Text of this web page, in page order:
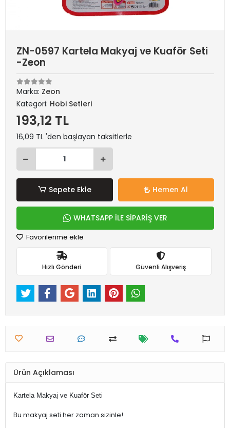
ZN-0597 Kartela Makyaj ve Kuaför Seti
-Zeon
Marka: Zeon
Kategori: Hobi Setleri
193,12 TL
16,09 TL 'den başlayan taksitlerle
Sepete Ekle Hemen Al
WHATSAPP İLE SİPARİŞ VER
Favorilerime ekle
Hızlı Gönderi Güvenli Alışveriş
Ürün Açıklaması
Kartela Makyaj ve Kuaför Seti
Bu makyaj seti her zaman sizinle!